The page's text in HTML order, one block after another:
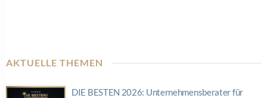
AKTUELLE THEMEN
DIE BESTEN 2026: Unternehmensberater für